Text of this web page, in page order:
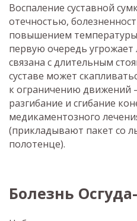
Воспаление суставной
отечностью,
повышением
первую очередь
связана с длительным
суставе может
к ограничению движений
разгибание и сгибание
медикаментозного
(прикладывают пакет со
полотенце).
Болезнь